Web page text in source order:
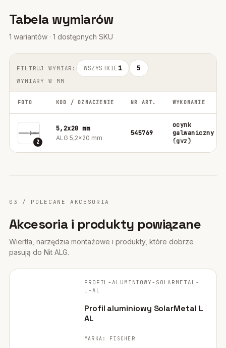
Tabela wymiarów
1 wariantów · 1 dostępnych SKU
FILTRUJ WYMIAR: WSZYSTKIE1 5
WYMIARY W MM
FOTO KOD / OZNACZENIE NR ART. WYKONANIE
2
5,2x20 mm
ALG 5,2x20 mm
545769
ocynk
galwaniczny
(gvz)
03 / POLECANE AKCESORIA
Akcesoria i produkty powiązane
Wiertła, narzędzia montażowe i produkty, które dobrze
pasują do Nit ALG.
ORYGINALNE ZDJĘCIE
PROFIL-ALUMINIOWY-SOLARMETAL-
L-AL
Profil aluminiowy SolarMetal L
AL
MARKA: FISCHER